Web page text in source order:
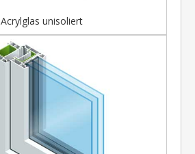
Acrylglas unisoliert